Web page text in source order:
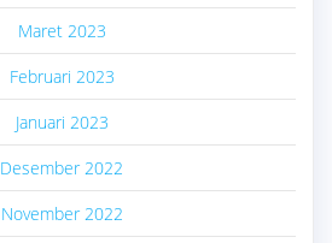
Maret 2023
Februari 2023
Januari 2023
Desember 2022
November 2022